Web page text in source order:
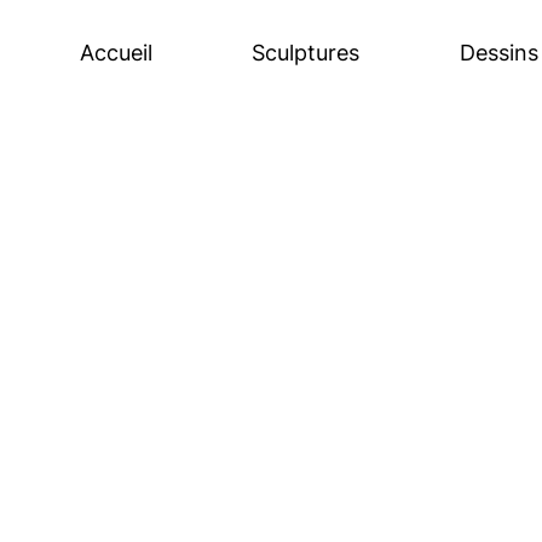
Accueil Sculptures Dessins